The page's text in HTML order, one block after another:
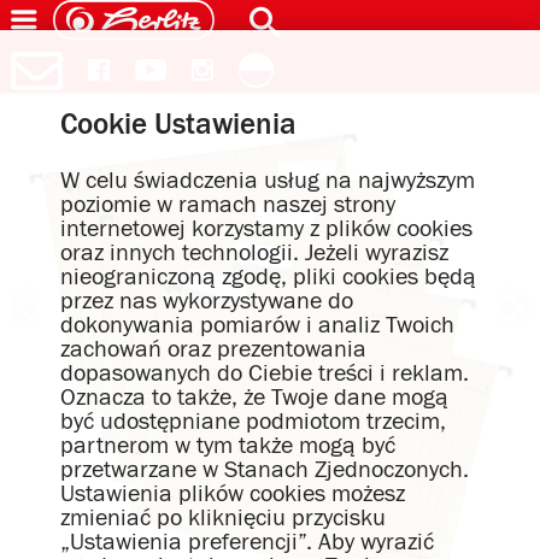
Cookie Ustawienia
W celu świadczenia usług na najwyższym
poziomie w ramach naszej strony
internetowej korzystamy z plików cookies
oraz innych technologii. Jeżeli wyrazisz
nieograniczoną zgodę, pliki cookies będą
przez nas wykorzystywane do
dokonywania pomiarów i analiz Twoich
zachowań oraz prezentowania
dopasowanych do Ciebie treści i reklam.
Oznacza to także, że Twoje dane mogą
być udostępniane podmiotom trzecim,
partnerom w tym także mogą być
przetwarzane w Stanach Zjednoczonych.
Ustawienia plików cookies możesz
zmieniać po kliknięciu przycisku
„Ustawienia preferencji”. Aby wyrazić